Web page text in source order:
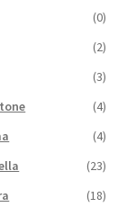
(0)
(2)
(3)
(4)
(4)
(23)
(18)